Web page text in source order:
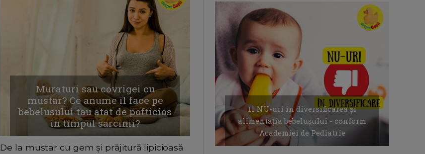
Muraturi sau covrigei cu
mustar? Ce anume il face pe
bebelusului tau atat de pofticios
in timpul sarcinii?
De la mustar cu gem și prăjitură lipicioasă
11 NU-uri in diversificarea și
alimentația bebelușului - conform
Academiei de Pediatrie